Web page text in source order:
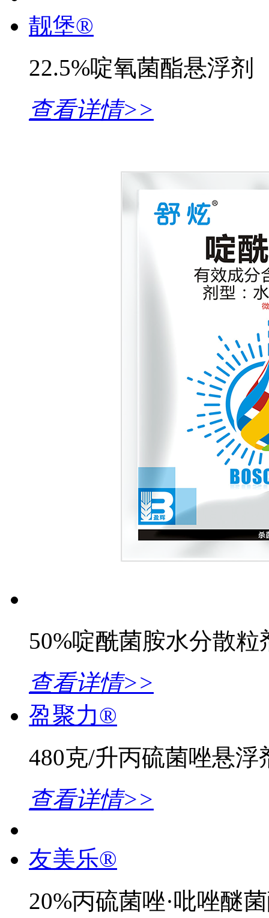
靓堡®
22.5%啶氧菌酯悬浮剂
查看详情>>
50%啶酰菌胺水分散粒
查看详情>>
盈聚力®
480克/升丙硫菌唑悬浮
查看详情>>
友美乐®
20%丙硫菌唑·吡唑醚